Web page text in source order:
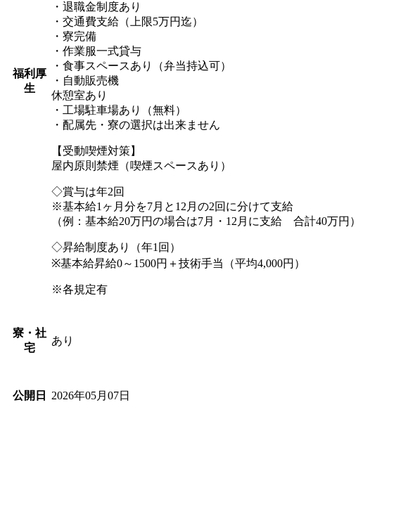
福利厚
生
・退職金制度あり
・交通費支給（上限5万円迄）
・寮完備
・作業服一式貸与
・食事スペースあり（弁当持込可）
・自動販売機
休憩室あり
・工場駐車場あり（無料）
・配属先・寮の選択は出来ません
【受動喫煙対策】
屋内原則禁煙（喫煙スペースあり）
◇賞与は年2回
※基本給1ヶ月分を7月と12月の2回に分けて支給
（例：基本給20万円の場合は7月・12月に支給 合計40万円）
◇昇給制度あり（年1回）
※基本給昇給0～1500円＋技術手当（平均4,000円）
※各規定有
寮・社
宅
あり
公開日 2026年05月07日